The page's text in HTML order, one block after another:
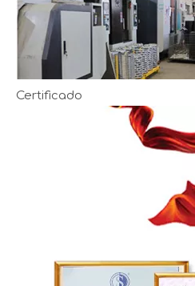
Certificado